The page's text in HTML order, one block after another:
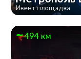
Ивент площадка
494 км